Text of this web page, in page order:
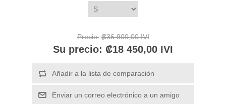
Precio: ₡36 900,00 IVI
Su precio: ₡18 450,00 IVI